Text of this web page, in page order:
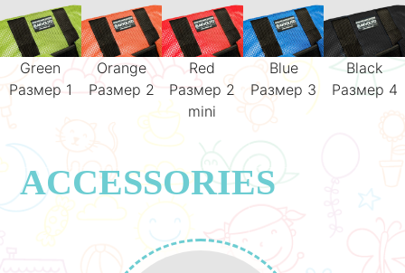
Green
Размер 1
Orange
Размер 2
Red
Размер 2
mini
Blue
Размер 3
Black
Размер 4
ACCESSORIES